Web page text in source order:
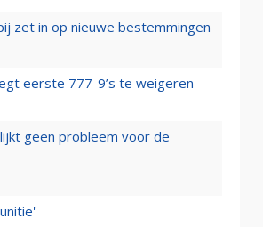
zet in op nieuwe bestemmingen
eerste 777-9’s te weigeren
geen probleem voor de